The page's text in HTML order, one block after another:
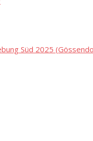
Süd 2025